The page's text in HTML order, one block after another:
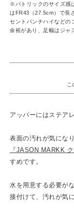
※パトリックのサイズ感
はFR43（27.5cm）で長
セントパンチハイなどの
余裕があり、足幅はジャ
こ
アッパーにはステア
表面の汚れが気にな
『JASON MARKK
すめです。
水を用意する必要が
接付けて、汚れが気